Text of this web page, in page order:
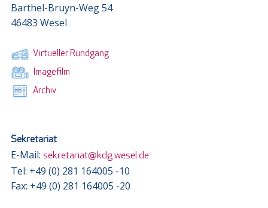
Barthel-Bruyn-Weg 54
46483 Wesel
Virtueller Rundgang
Imagefilm
Archiv
Sekretariat
E-Mail: sekretariat@kdg.wesel.de
Tel: +49 (0) 281 164005 -10
Fax: +49 (0) 281 164005 -20